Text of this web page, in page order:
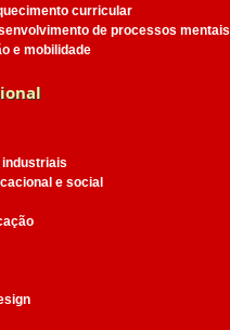
curricular
de processos mentais
e mobilidade
e social